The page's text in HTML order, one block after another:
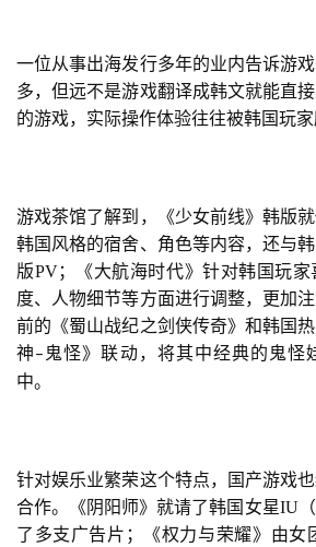
一位从事出海发行多年的业内告诉游
多，但远不是游戏翻译成韩文就能直
的游戏，实际操作体验往往被韩国玩家
游戏茶馆了解到，《少女前线》韩版
韩国风格的宿舍、角色等内容，还与
版PV；《大航海时代》针对韩国玩
度、人物细节等方面进行调整，更加
前的《蜀山战纪之剑侠传奇》和韩国
神– 鬼怪》联动，将其中经典的鬼怪
中。
针对娱乐业繁荣这个特点，国产游戏
合作。《阴阳师》就请了韩国女星IU
了多支广告片；《权力与荣耀》由女